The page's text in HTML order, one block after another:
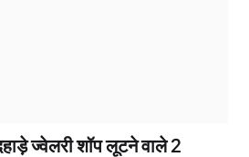
ज्वेलरी शॉप लूटने वाले 2